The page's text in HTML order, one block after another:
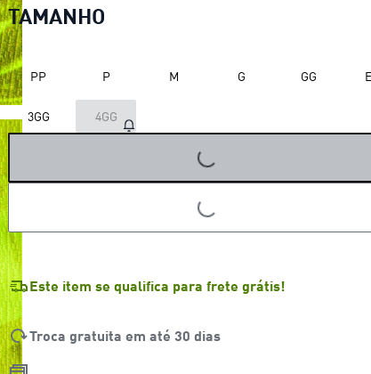
TAMANHO
PP P M G GG
3GG 4GG
LOADING...
LOADING...
Este item se qualifica para frete grátis!
Troca gratuita em até 30 dias